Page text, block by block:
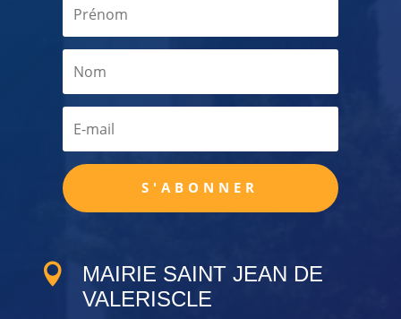
S'ABONNER

MAIRIE SAINT JEAN DE
VALERISCLE